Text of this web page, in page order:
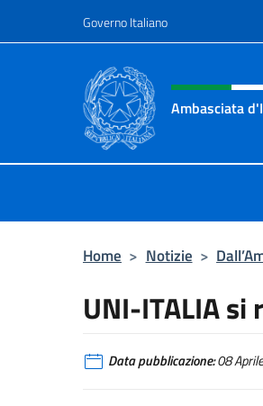
Governo Italiano
Intestazione sito,
Ambasciata
Home > Notizie >
UNI-ITALIA si
Data pubblicazione:08